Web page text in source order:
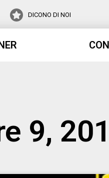
DICONO DI NOI
9,